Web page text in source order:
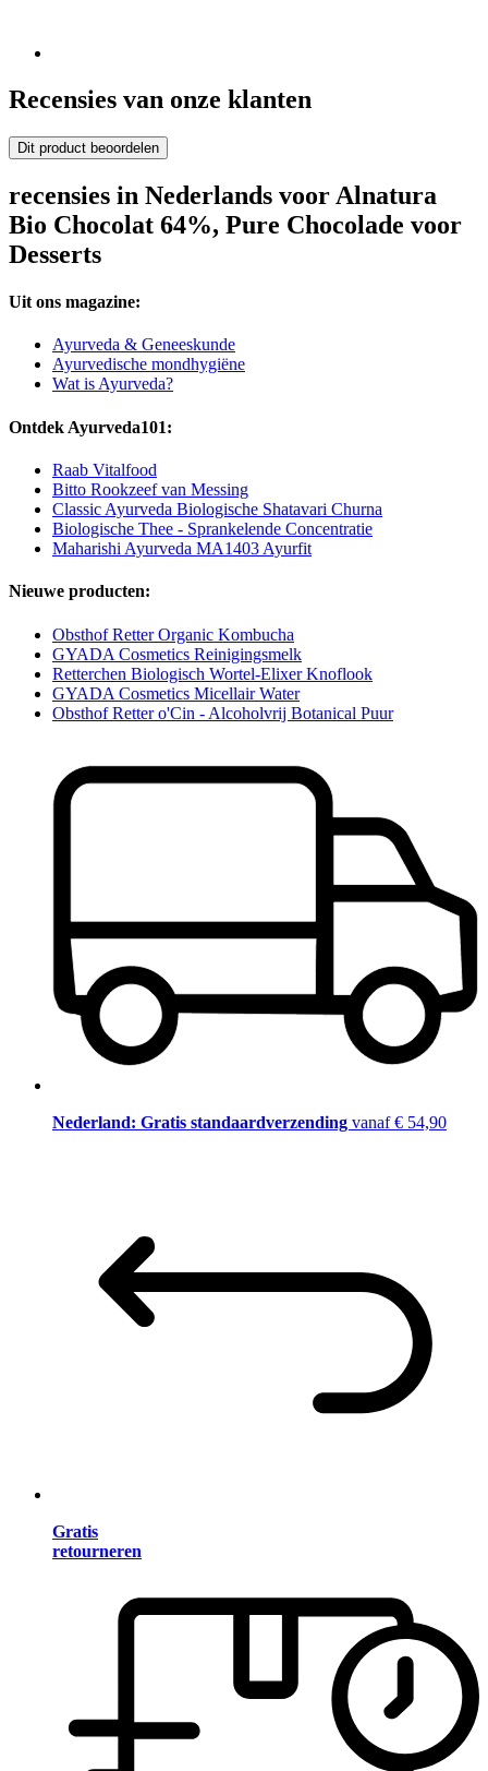
Recensies van onze klanten
Dit product beoordelen
recensies in Nederlands voor Alnatura
Bio Chocolat 64%, Pure Chocolade voor
Desserts
Uit ons magazine:
Ayurveda & Geneeskunde
Ayurvedische mondhygiëne
Wat is Ayurveda?
Ontdek Ayurveda101:
Raab Vitalfood
Bitto Rookzeef van Messing
Classic Ayurveda Biologische Shatavari Churna
Biologische Thee - Sprankelende Concentratie
Maharishi Ayurveda MA1403 Ayurfit
Nieuwe producten:
Obsthof Retter Organic Kombucha
GYADA Cosmetics Reinigingsmelk
Retterchen Biologisch Wortel-Elixer Knoflook
GYADA Cosmetics Micellair Water
Obsthof Retter o'Cin - Alcoholvrij Botanical Puur
Nederland: Gratis standaardverzending vanaf € 54,90
Gratis
retourneren